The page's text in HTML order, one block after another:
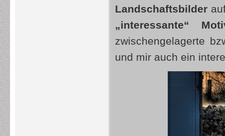
Landschaftsbilder
„interessante“
zwischengelagerte
und mir auch ein